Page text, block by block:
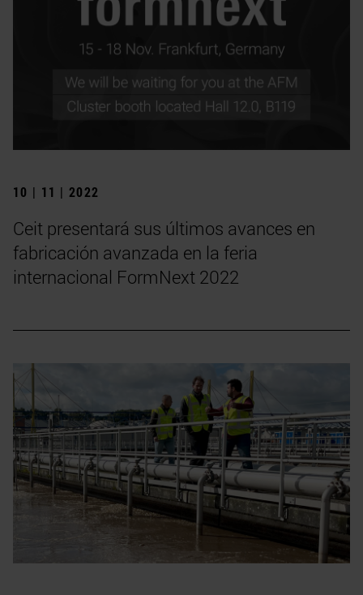
10 | 11 | 2022
Ceit presentará sus últimos avances en
fabricación avanzada en la feria
internacional FormNext 2022